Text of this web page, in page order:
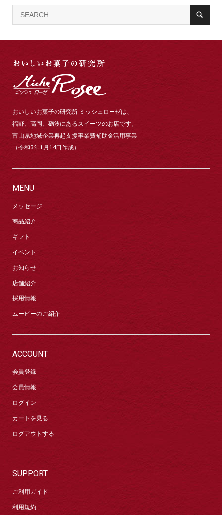
おいしいお菓子の研究所 ミッシュローゼは、
福野、高岡、砺波にあるスイーツのお店です。
富山県地域企業再起支援事業費補助金活用事業
（令和3年1月14日作成）
MENU
メッセージ
商品紹介
ギフト
イベント
お知らせ
店舗紹介
採用情報
ムービーのご紹介
ACCOUNT
会員登録
会員情報
ログイン
カートを見る
ログアウトする
SUPPORT
ご利用ガイド
利用規約